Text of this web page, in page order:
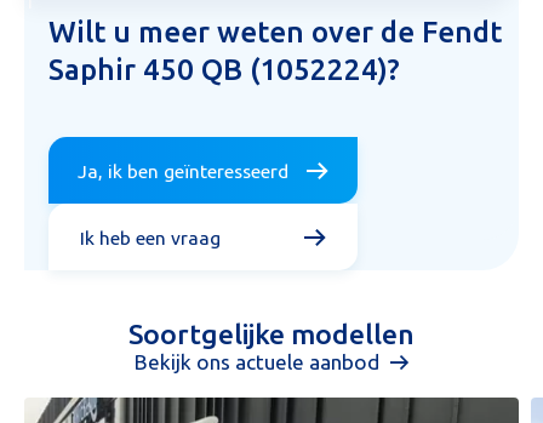
Wilt u meer weten over de Fendt
Saphir 450 QB (1052224)?
Ja, ik ben geïnteresseerd
Ik heb een vraag
Soortgelijke modellen
Bekijk ons actuele aanbod